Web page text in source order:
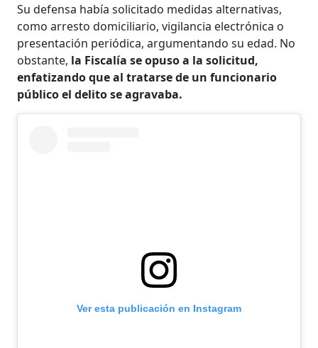
Su defensa había solicitado medidas alternativas,
como arresto domiciliario, vigilancia electrónica o
presentación periódica, argumentando su edad. No
obstante, la Fiscalía se opuso a la solicitud,
enfatizando que al tratarse de un funcionario
público el delito se agravaba.
Ver esta publicación en Instagram